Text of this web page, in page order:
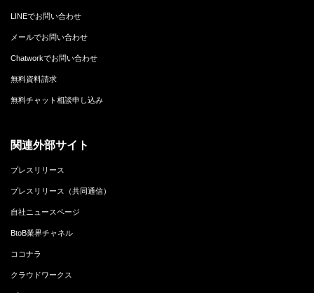
LINEでお問い合わせ
メールでお問い合わせ
Chatworkでお問い合わせ
無料資料請求
無料チャット相談申し込み
関連外部サイト
プレスリリース
プレスリリース（共同通信）
自社ニュースページ
BtoB業界チャネル
ココナラ
クラウドワークス